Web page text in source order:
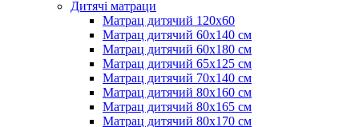
Дитячі матраци
Матрац дитячий 120х60
Матрац дитячий 60х140 см
Матрац дитячий 60х180 см
Матрац дитячий 65х125 см
Матрац дитячий 70х140 см
Матрац дитячий 80х160 см
Матрац дитячий 80х165 см
Матрац дитячий 80х170 см